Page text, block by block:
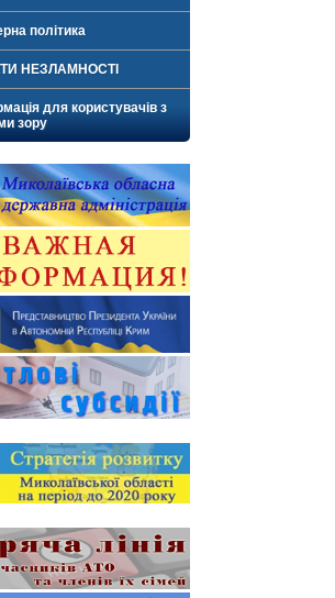
політика
НЕЗЛАМНОСТІ
для користувачів з
зору